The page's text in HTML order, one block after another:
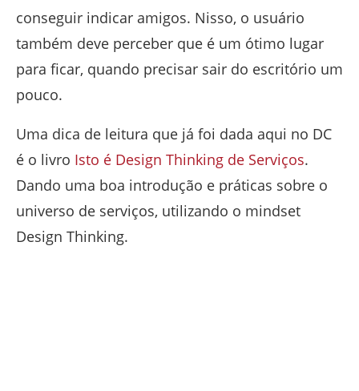
conseguir indicar amigos. Nisso, o usuário
também deve perceber que é um ótimo lugar
para ficar, quando precisar sair do escritório um
pouco.
Uma dica de leitura que já foi dada aqui no DC
é o livro Isto é Design Thinking de Serviços.
Dando uma boa introdução e práticas sobre o
universo de serviços, utilizando o mindset
Design Thinking.